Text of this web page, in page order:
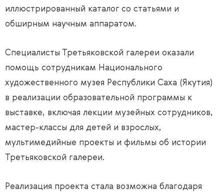
иллюстрированный каталог со статьями и
обширным научным аппаратом.
Специалисты Третьяковской галереи оказали
помощь сотрудникам Национального
художественного музея Республики Саха (Якутия)
в реализации образовательной программы к
выставке, включая лекции музейных сотрудников,
мастер-классы для детей и взрослых,
мультимедийные проекты и фильмы об истории
Третьяковской галереи.
Реализация проекта стала возможна благодаря